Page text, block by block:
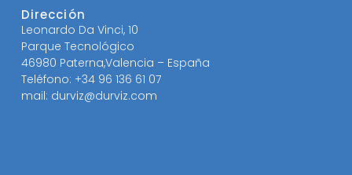
Dirección
Leonardo Da Vinci, 10
Parque Tecnológico
46980 Paterna,Valencia – España
Teléfono: +34 96 136 61 07
mail: durviz@durviz.com